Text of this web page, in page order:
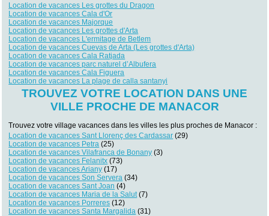
Location de vacances Les grottes du Dragon
Location de vacances Cala d'Or
Location de vacances Majorque
Location de vacances Les grottes d'Arta
Location de vacances L'ermitage de Betlem
Location de vacances Cuevas de Arta (Les grottes d'Arta)
Location de vacances Cala Ratjada
Location de vacances parc naturel d’Albufera
Location de vacances Cala Figuera
Location de vacances La plage de calla santanyi
TROUVEZ VOTRE LOCATION DANS UNE
VILLE PROCHE DE MANACOR
Trouvez votre village vacances dans les villes les plus proches de Manacor :
Location de vacances Sant Llorenç des Cardassar (29)
Location de vacances Petra (25)
Location de vacances Vilafranca de Bonany (3)
Location de vacances Felanitx (73)
Location de vacances Ariany (17)
Location de vacances Son Servera (34)
Location de vacances Sant Joan (4)
Location de vacances Maria de la Salut(7)
Location de vacances Porreres (12)
Location de vacances Santa Margalida (31)